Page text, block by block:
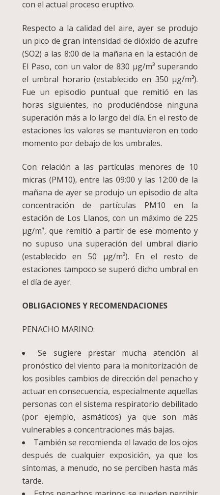
con el actual proceso eruptivo.
Respecto a la calidad del aire, ayer se produjo
un pico de gran intensidad de dióxido de azufre
(SO2) a las 8:00 de la mañana en la estación de
El Paso, con un valor de 830 µg/m³ superando
el umbral horario (establecido en 350 µg/m³).
Fue un episodio puntual que remitió en las
horas siguientes, no produciéndose ninguna
superación más a lo largo del día. En el resto de
estaciones los valores se mantuvieron en todo
momento por debajo de los umbrales.
Con relación a las partículas menores de 10
micras (PM10), entre las 09:00 y las 12:00 de la
mañana de ayer se produjo un episodio de alta
concentración de partículas PM10 en la
estación de Los Llanos, con un máximo de 225
µg/m³, que remitió a partir de ese momento y
no supuso una superación del umbral diario
(establecido en 50 µg/m³). En el resto de
estaciones tampoco se superó dicho umbral en
el día de ayer.
OBLIGACIONES Y RECOMENDACIONES
PENACHO MARINO:
Se sugiere prestar mucha atención al
pronóstico del viento para la monitorización de
los posibles cambios de dirección del penacho y
actuar en consecuencia, especialmente aquellas
personas con el sistema respiratorio debilitado
(por ejemplo, asmáticos) ya que son más
vulnerables a concentraciones más bajas.
También se recomienda el lavado de los ojos
después de cualquier exposición, ya que los
síntomas, a menudo, no se perciben hasta más
tarde.